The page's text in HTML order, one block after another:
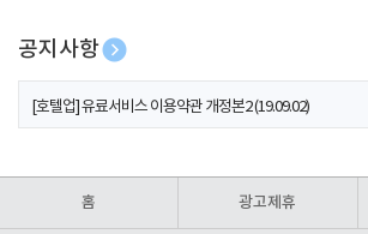
공지사항
[호텔업] 개인정보 처리방침 개정본1 (19.09.02)
[호텔업] 유료서비스 이용약관 개정본2 (19.09.02)
홈 광고제휴